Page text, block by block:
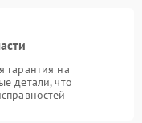
гарантия на
детали, что